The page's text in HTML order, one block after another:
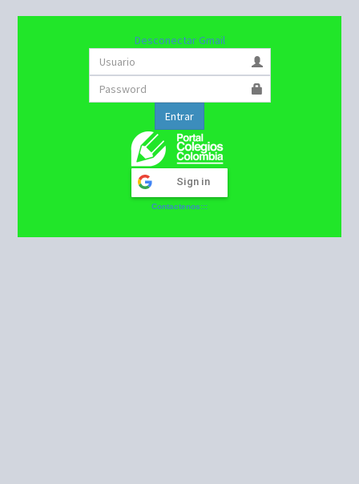
Desconectar Gmail
Entrar
Sign in
Contactenos:::